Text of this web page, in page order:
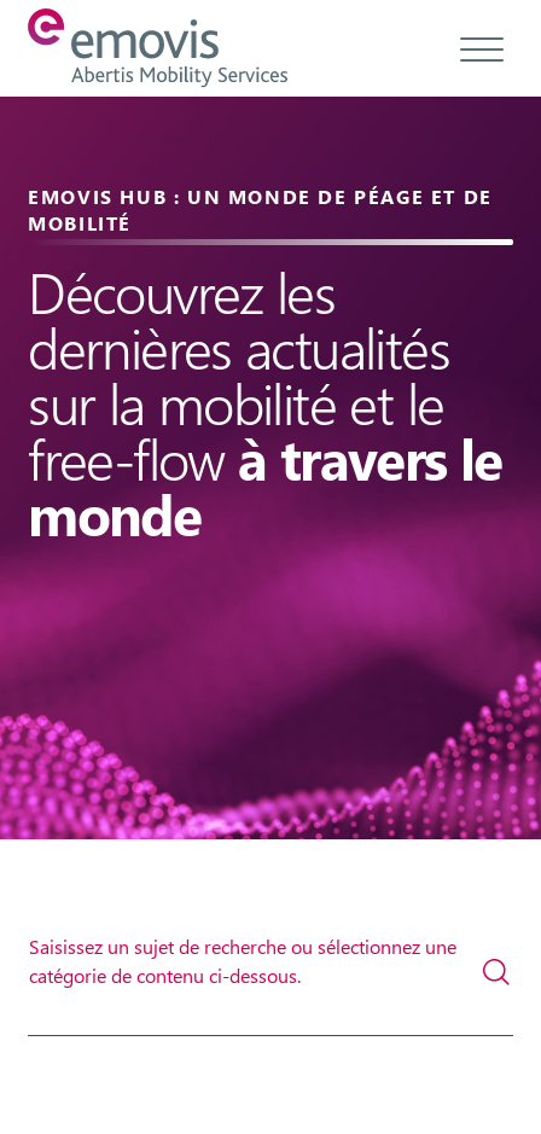
Produits
Services et Solutions
Emovis Hub
Contact
Carrières
Éthique & conformité
FR
EMOVIS HUB : UN MONDE DE PÉAGE ET DE
MOBILITÉ
Découvrez les
dernières actualités
sur la mobilité et le
free-flowà travers le
monde
Saisissez un sujet de recherche ou sélectionnez une
catégorie de contenu ci-dessous.